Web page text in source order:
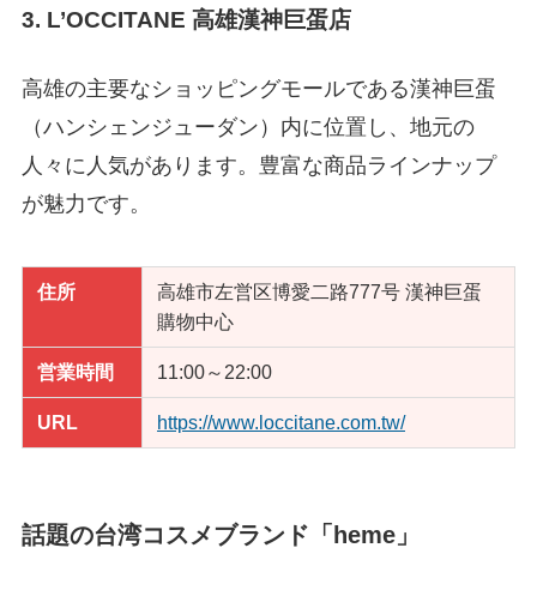
3. L’OCCITANE 高雄漢神巨蛋店
高雄の主要なショッピングモールである漢神巨蛋
（ハンシェンジューダン）内に位置し、地元の
人々に人気があります。豊富な商品ラインナップ
が魅力です。
住所
高雄市左営区博愛二路777号 漢神巨蛋
購物中心
営業時間 11:00～22:00
URL https://www.loccitane.com.tw/
話題の台湾コスメブランド「heme」